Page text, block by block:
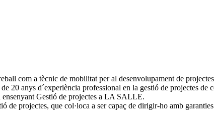
com a tècnic de mobilitat per al desenvolupament de
anys d´experiència professional en la gestió de projectes de
ensenyant Gestió de projectes a LA SALLE.
de projectes, que col·loca a ser capaç de dirigir-ho amb